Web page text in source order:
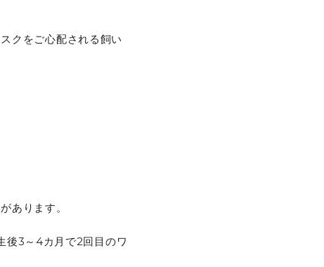
クをご心配される飼い
あります。
後3～4カ月で2回目のワ